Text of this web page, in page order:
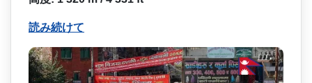
読み続けて